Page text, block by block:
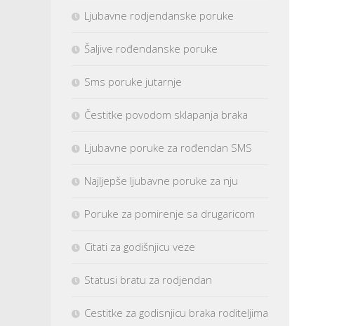
Ljubavne rodjendanske poruke
Šaljive rođendanske poruke
Sms poruke jutarnje
Čestitke povodom sklapanja braka
Ljubavne poruke za rođendan SMS
Najljepše ljubavne poruke za nju
Poruke za pomirenje sa drugaricom
Citati za godišnjicu veze
Statusi bratu za rodjendan
Cestitke za godisnjicu braka roditeljima